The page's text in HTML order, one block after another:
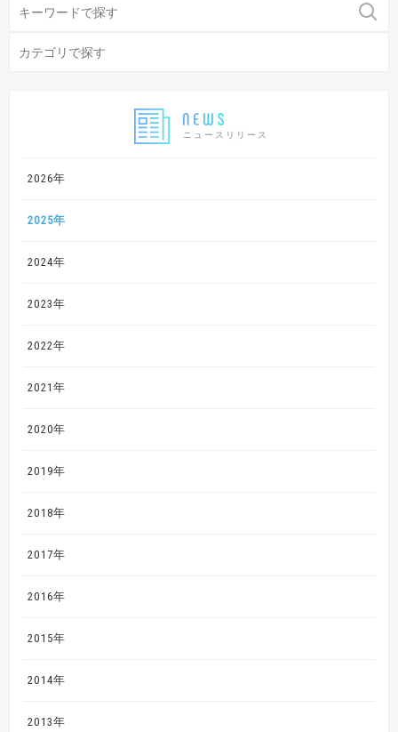
ニュースリリース
2026年
2025年
2024年
2023年
2022年
2021年
2020年
2019年
2018年
2017年
2016年
2015年
2014年
2013年